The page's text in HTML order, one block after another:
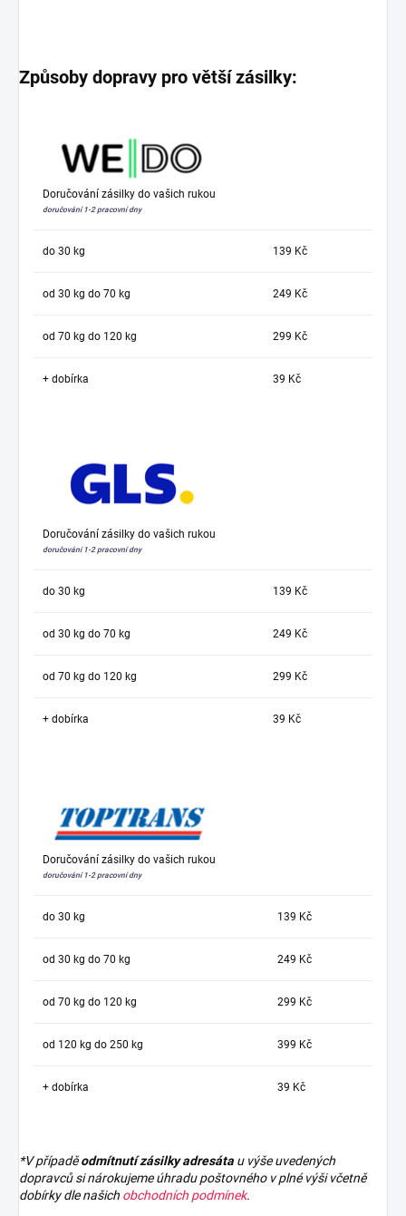
Způsoby dopravy pro větší zásilky:
Doručování zásilky do vašich rukou
doručování 1-2 pracovní dny
do 30 kg 139 Kč
od 30 kg do 70 kg 249 Kč
od 70 kg do 120 kg 299 Kč
+ dobírka 39 Kč
Doručování zásilky do vašich rukou
doručování 1-2 pracovní dny
do 30 kg 139 Kč
od 30 kg do 70 kg 249 Kč
od 70 kg do 120 kg 299 Kč
+ dobírka 39 Kč
Doručování zásilky do vašich rukou
doručování 1-2 pracovní dny
do 30 kg 139 Kč
od 30 kg do 70 kg 249 Kč
od 70 kg do 120 kg 299 Kč
od 120 kg do 250 kg 399 Kč
+ dobírka 39 Kč
*V případěodmítnutí zásilky adresáta u výše uvedených
dopravců si nárokujeme úhradu poštovného v plné výši včetně
dobírky dle našich obchodních podmínek.